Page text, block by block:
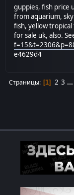
guppies, fish price
from aquarium,
fish, yellow
for sale uk, also.
e4629d4
Страницы 1 2 3 ...